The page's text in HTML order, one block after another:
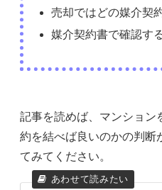
売却ではどの媒介契
媒介契約書で確認す
記事を読めば、マンション
約を結べば良いのかの判断
てみてください。